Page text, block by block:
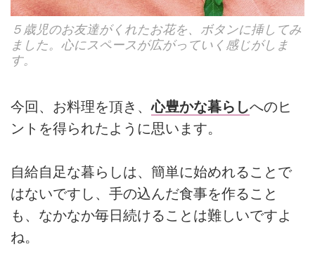
５歳児のお友達がくれたお花を、ボタンに挿してみ
ました。心にスペースが広がっていく感じがしま
す。
今回、お料理を頂き、心豊かな暮らしへのヒ
ントを得られたように思います。
自給自足な暮らしは、簡単に始めれることで
はないですし、手の込んだ食事を作ること
も、なかなか毎日続けることは難しいですよ
ね。